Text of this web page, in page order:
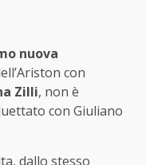
nuova
con
Zilli, non è
con Giuliano
dallo stesso